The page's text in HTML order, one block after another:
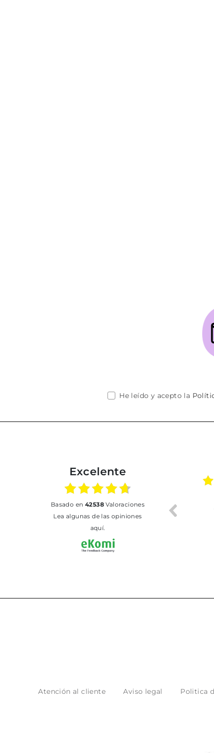
He leído y acepto la
Excelente
basado en 42538Valoraciones
Lea algunas de las opiniones
aquí.
Atención al cliente Aviso legal Politica